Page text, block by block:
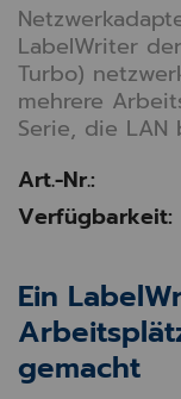
LabelWriter
Turbo)
mehrere
Serie, die
Art.-Nr.:
Verfügbarkeit:
Ein
gemacht